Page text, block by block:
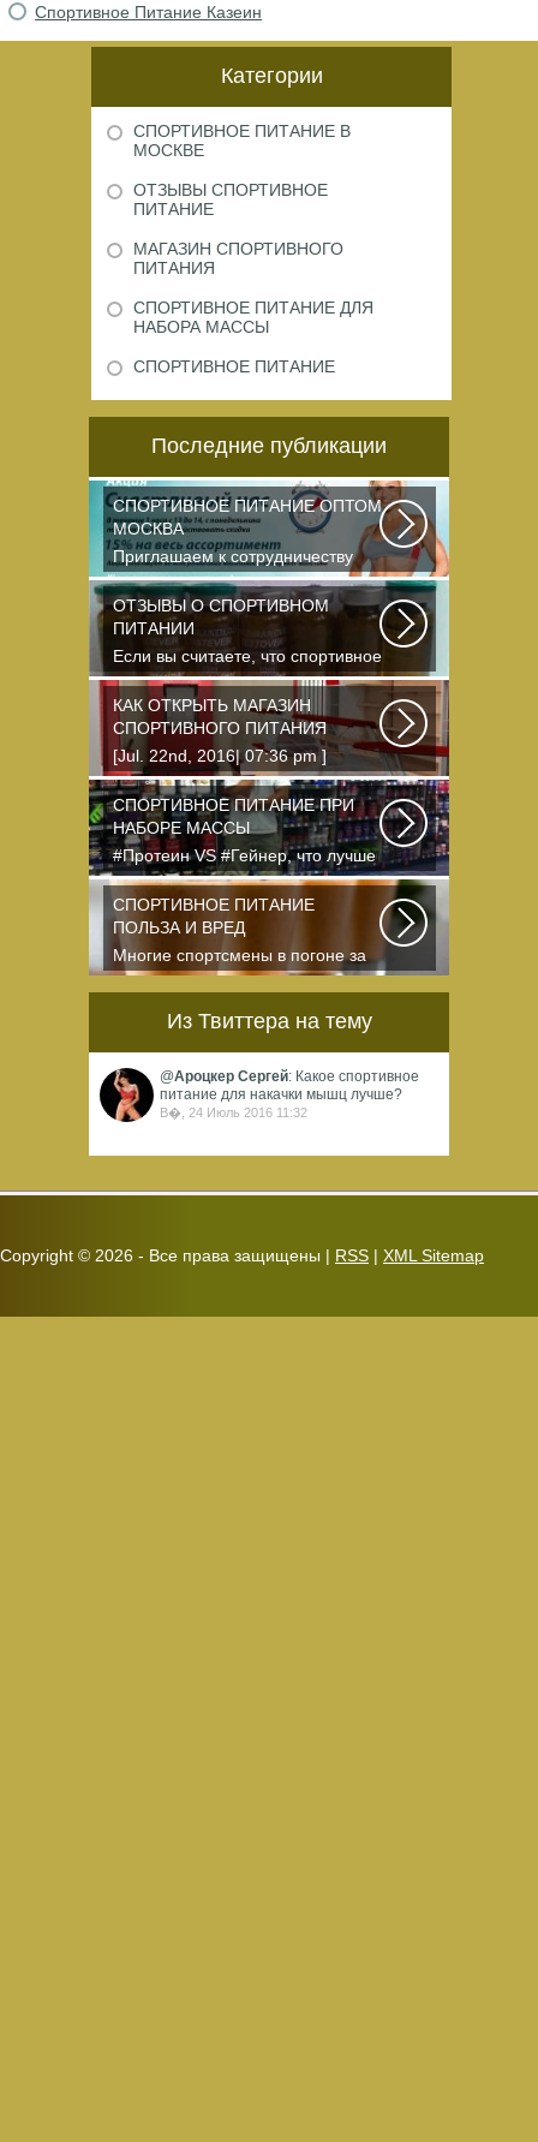
Спортивное Питание Казеин
Категории
СПОРТИВНОЕ ПИТАНИЕ В
МОСКВЕ
ОТЗЫВЫ СПОРТИВНОЕ
ПИТАНИЕ
МАГАЗИН СПОРТИВНОГО
ПИТАНИЯ
СПОРТИВНОЕ ПИТАНИЕ ДЛЯ
НАБОРА МАССЫ
СПОРТИВНОЕ ПИТАНИЕ
Последние публикации
СПОРТИВНОЕ ПИТАНИЕ ОПТОМ
МОСКВА
Приглашаем к сотрудничеству
организации, занимающихся
продажей спортивного...
ОТЗЫВЫ О СПОРТИВНОМ
ПИТАНИИ
Если вы считаете, что спортивное
питание — это стероиды и
протеин в шприцах...
КАК ОТКРЫТЬ МАГАЗИН
СПОРТИВНОГО ПИТАНИЯ
[Jul. 22nd, 2016| 07:36 pm ]
dkphoto Что-то я окончательно
перевел ведение...
СПОРТИВНОЕ ПИТАНИЕ ПРИ
НАБОРЕ МАССЫ
#Протеин VS #Гейнер, что лучше
для набора массы? Очень часто
начинающие...
СПОРТИВНОЕ ПИТАНИЕ
ПОЛЬЗА И ВРЕД
Многие спортсмены в погоне за
спортивными результатами в
Из Твиттера на тему
@Ароцкер Сергей: Какое спортивное
питание для накачки мышц лучше?
В�, 24 Июль 2016 11:32
Copyright © 2026 - Все права защищены | RSS | XML Sitemap